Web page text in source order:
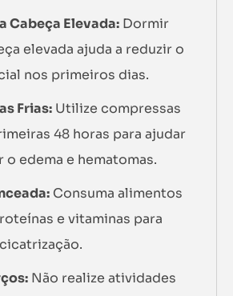
Cabeça Elevada: Dormir
elevada ajuda a reduzir o
nos primeiros dias.
Frias: Utilize compressas
48 horas para ajudar
o edema e hematomas.
Consuma alimentos
e vitaminas para
Não realize atividades